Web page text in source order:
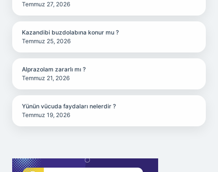
Temmuz 27, 2026
Kazandibi buzdolabına konur mu ?
Temmuz 25, 2026
Alprazolam zararlı mı ?
Temmuz 21, 2026
Yünün vücuda faydaları nelerdir ?
Temmuz 19, 2026